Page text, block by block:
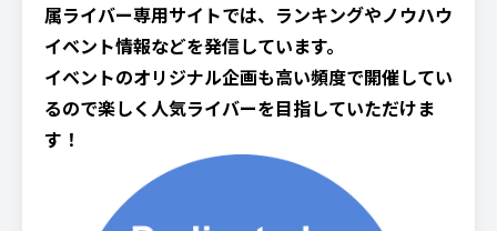
属ライバー専用サイトでは、ランキングやノウハウ
イベント情報などを発信しています。
イベントのオリジナル企画も高い頻度で開催してい
るので楽しく人気ライバーを目指していただけま
す！